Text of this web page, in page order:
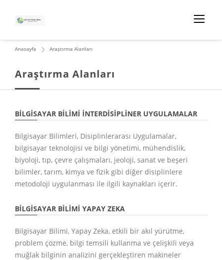
Araştırma Alanları
Anasayfa Araştırma Alanları
BILGISAYAR BILIMI İNTERDISIPLINER UYGULAMALAR
Bilgisayar Bilimleri, Disiplinlerarası Uygulamalar,
bilgisayar teknolojisi ve bilgi yönetimi, mühendislik,
biyoloji, tıp, çevre çalışmaları, jeoloji, sanat ve beşeri
bilimler, tarım, kimya ve fizik gibi diğer disiplinlere
metodoloji uygulanması ile ilgili kaynakları içerir.
BILGISAYAR BILIMI YAPAY ZEKA
Bilgisayar Bilimi, Yapay Zeka, etkili bir akıl yürütme,
problem çözme, bilgi temsili kullanma ve çelişkili veya
muğlak bilginin analizini gerçekleştiren makineler